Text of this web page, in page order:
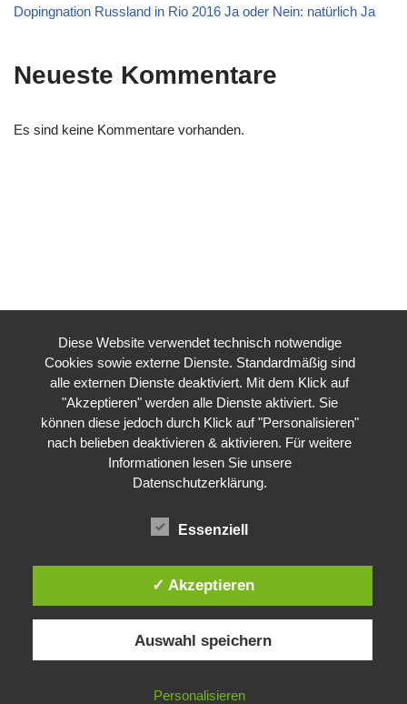
Dopingnation Russland in Rio 2016 Ja oder Nein: natürlich Ja
Neueste Kommentare
Es sind keine Kommentare vorhanden.
Impressum Datenschutzerklärung
Gesellschaft für ökologische Forschung e.V.
Diese Website verwendet technisch notwendige
Cookies sowie externe Dienste. Standardmäßig sind
alle externen Dienste deaktiviert. Mit dem Klick auf
"Akzeptieren" werden alle Dienste aktiviert. Sie
können diese jedoch durch Klick auf "Personalisieren"
nach belieben deaktivieren & aktivieren. Für weitere
Informationen lesen Sie unsere
Datenschutzerklärung.
Essenziell
✓ Akzeptieren
Auswahl speichern
Personalisieren